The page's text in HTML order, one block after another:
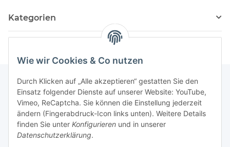
Wie wir Cookies & Co nutzen
Durch Klicken auf „Alle akzeptieren“ gestatten Sie den
Einsatz folgender Dienste auf unserer Website: YouTube,
Vimeo, ReCaptcha. Sie können die Einstellung jederzeit
ändern (Fingerabdruck-Icon links unten). Weitere Details
finden Sie unter Konfigurieren und in unserer
Datenschutzerklärung.
Kategorien
Informationen
Gesetzliche Informationen